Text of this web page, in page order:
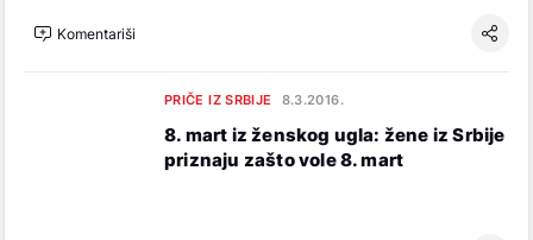
Komentariši
PRIČE IZ SRBIJE 8.3.2016.
8. mart iz ženskog ugla: žene iz Srbije
priznaju zašto vole 8. mart